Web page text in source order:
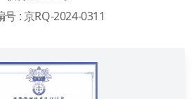
号 : 京RQ-2024-0311